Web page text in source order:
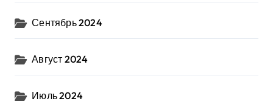
Сентябрь 2024
Август 2024
Июль 2024